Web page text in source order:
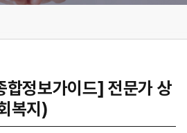
합정보가이드] 전문가 상
복지)